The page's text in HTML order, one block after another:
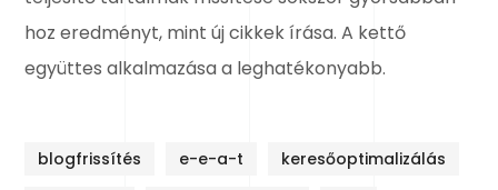
hoz eredményt, mint új cikkek írása. A kettő
együttes alkalmazása a leghatékonyabb.
blogfrissítés e-e-a-t
keresőoptimalizálás